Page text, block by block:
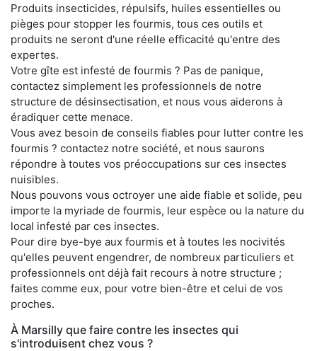
Produits insecticides, répulsifs, huiles essentielles ou
pièges pour stopper les fourmis, tous ces outils et
produits ne seront d'une réelle efficacité qu'entre des
expertes.
Votre gîte est infesté de fourmis ? Pas de panique,
contactez simplement les professionnels de notre
structure de désinsectisation, et nous vous aiderons à
éradiquer cette menace.
Vous avez besoin de conseils fiables pour lutter contre les
fourmis ? contactez notre société, et nous saurons
répondre à toutes vos préoccupations sur ces insectes
nuisibles.
Nous pouvons vous octroyer une aide fiable et solide, peu
importe la myriade de fourmis, leur espèce ou la nature du
local infesté par ces insectes.
Pour dire bye-bye aux fourmis et à toutes les nocivités
qu'elles peuvent engendrer, de nombreux particuliers et
professionnels ont déjà fait recours à notre structure ;
faites comme eux, pour votre bien-être et celui de vos
proches.
À Marsilly que faire contre les insectes qui
s'introduisent chez vous ?